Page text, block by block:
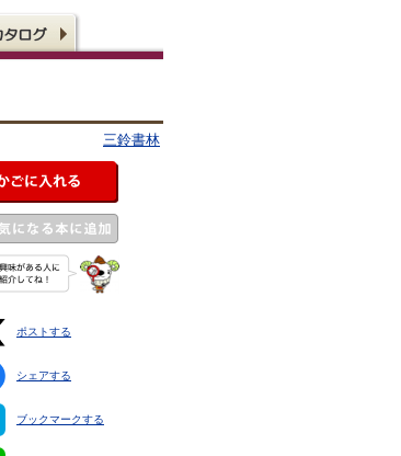
三鈴書林
ポストする
シェアする
ブックマークする